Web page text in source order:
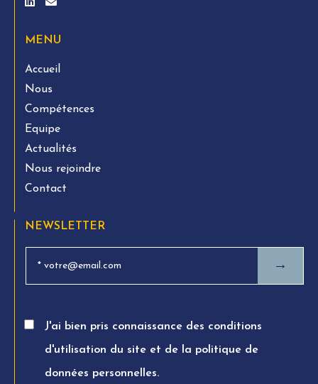
MENU
Accueil
Nous
Compétences
Equipe
Actualités
Nous rejoindre
Contact
NEWSLETTER
→
J'ai bien pris connaissance des conditions
d'utilisation du site et de la politique de
données personnelles.